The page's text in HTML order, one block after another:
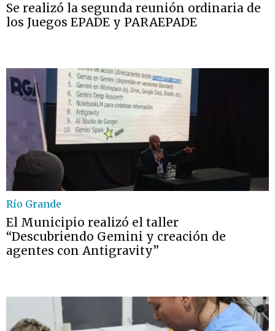
Se realizó la segunda reunión ordinaria de
los Juegos EPADE y PARAEPADE
Río Grande
El Municipio realizó el taller
“Descubriendo Gemini y creación de
agentes con Antigravity”